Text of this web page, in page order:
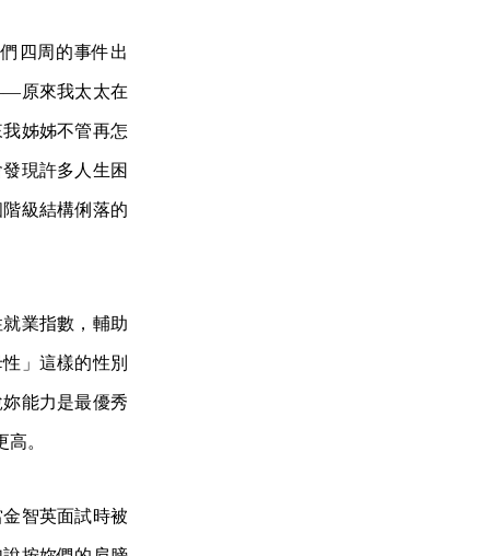
四周的事件出
原來我太太在
姊姊不管再怎
現許多人生困
級結構俐落的
業指數，輔助
」這樣的性別
能力是最優秀
。
智英面試時被